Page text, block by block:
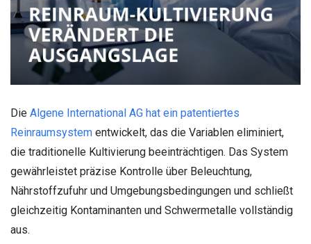
Die Algene International AG hat ein patentiertes
Reinraumsystem entwickelt, das die Variablen eliminiert,
die traditionelle Kultivierung beeinträchtigen. Das System
gewährleistet präzise Kontrolle über Beleuchtung,
Nährstoffzufuhr und Umgebungsbedingungen und schließt
gleichzeitig Kontaminanten und Schwermetalle vollständig
aus.